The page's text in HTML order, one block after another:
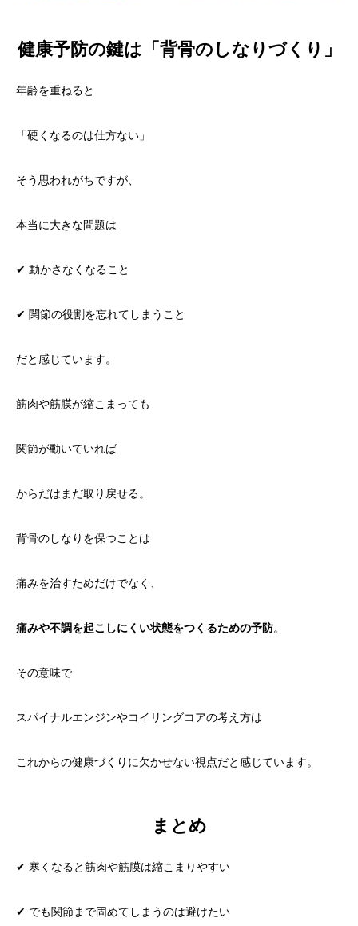
健康予防の鍵は「背骨のしなりづくり」
年齢を重ねると
「硬くなるのは仕方ない」
そう思われがちですが、
本当に大きな問題は
✔ 動かさなくなること
✔ 関節の役割を忘れてしまうこと
だと感じています。
筋肉や筋膜が縮こまっても
関節が動いていれば
からだはまだ取り戻せる。
背骨のしなりを保つことは
痛みを治すためだけでなく、
痛みや不調を起こしにくい状態をつくるための予防。
その意味で
スパイナルエンジンやコイリングコアの考え方は
これからの健康づくりに欠かせない視点だと感じています。
まとめ
✔ 寒くなると筋肉や筋膜は縮こまりやすい
✔ でも関節まで固めてしまうのは避けたい